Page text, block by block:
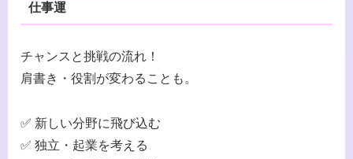
仕事運
チャンスと挑戦の流れ！
肩書き・役割が変わることも。
✅ 新しい分野に飛び込む
✅ 独立・起業を考える